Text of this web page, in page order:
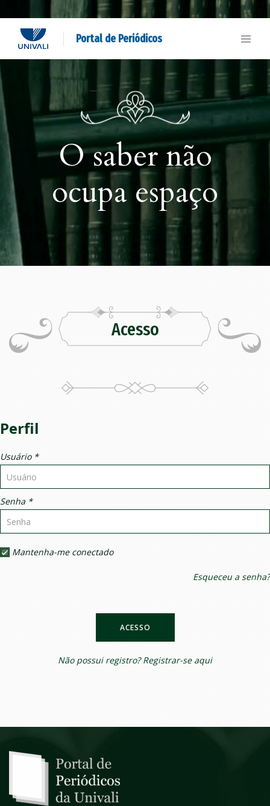
Portal de Periódicos
O saber não
ocupa espaço
Acesso
Perfil
Usuário *
Senha *
Mantenha-me conectado
Esqueceu a senha?
ACESSO
Não possui registro?Registrar-se aqui